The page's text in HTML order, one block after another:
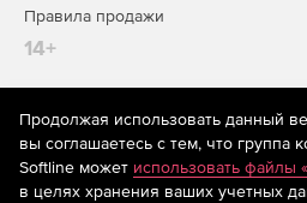
Правила продажи
14+
На информационном ресурсе
рекомендательные технологии
предоставления информации на
систематизации и анализа
Продолжая использовать данный
вы соглашаетесь с тем, что группа
Softline может использовать файлы
в целях хранения ваших учетных